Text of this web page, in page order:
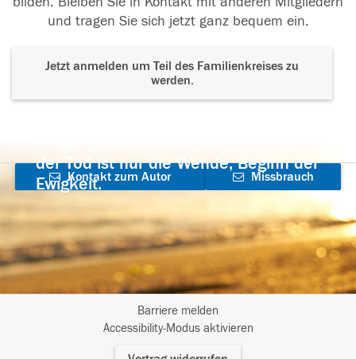
und tragen Sie sich jetzt ganz bequem ein.
Jetzt anmelden um Teil des Familienkreises zu
werden.
der Tod ist nur die Wende, Beginn der
Ewigkeit.
Kontakt zum Autor
aufnehmen
Missbrauch
Barriere melden
Accessibility-Modus aktivieren